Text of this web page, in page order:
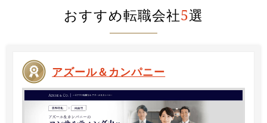
おすすめ転職会社5選
アズール＆カンパニー